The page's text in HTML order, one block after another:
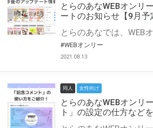
とらのあなWEBオンリ
ートのお知らせ【9月予
#WEBオンリー
2021.08.13
同人 女性向け
とらのあなWEBオンリ
ト」の設定の仕方など